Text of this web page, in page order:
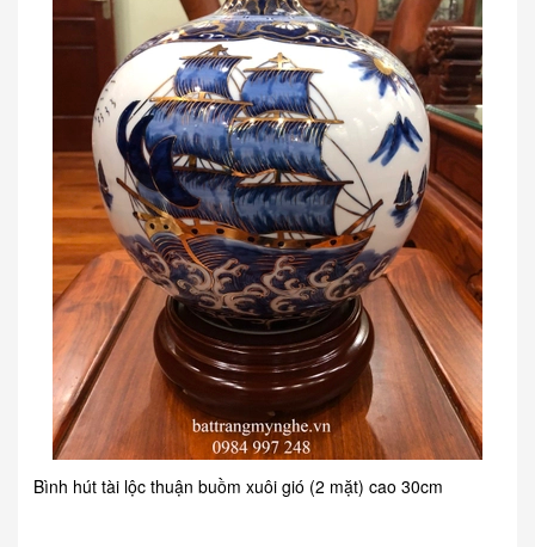
Bình hút tài lộc thuận buồm xuôi gió (2 mặt) cao 30cm